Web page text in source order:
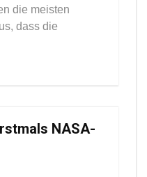
die meisten
dass die
NASA-